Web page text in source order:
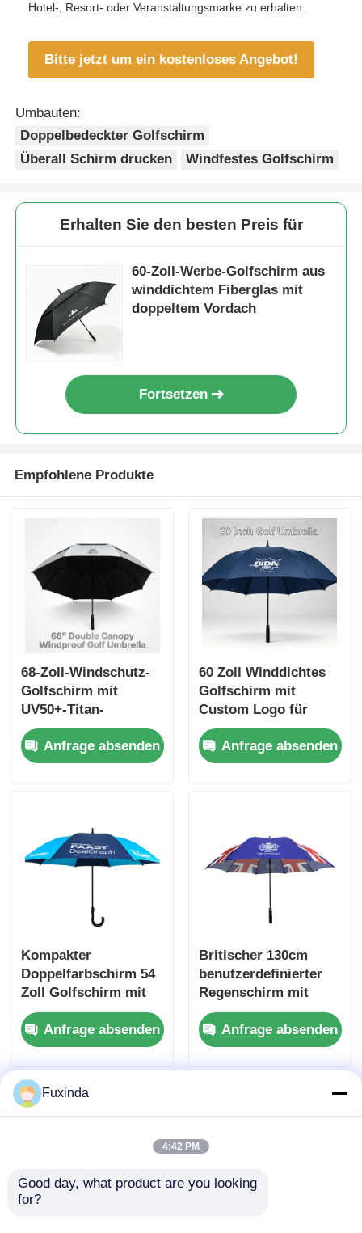
Hotel-, Resort- oder Veranstaltungsmarke zu erhalten.
Bitte jetzt um ein kostenloses Angebot!
Umbauten:
Doppelbedeckter Golfschirm
Überall Schirm drucken
Windfestes Golfschirm
Erhalten Sie den besten Preis für
60-Zoll-Werbe-Golfschirm aus
winddichtem Fiberglas mit
doppeltem Vordach
Fortsetzen
Empfohlene Produkte
68-Zoll-Windschutz-
Golfschirm mit
UV50+-Titan-
Silbergewebe und 100
km/h Windwiderstand
Anfrage absenden
60 Zoll Winddichtes
Golfschirm mit
Custom Logo für
Firmen- und
Werbezwecke
Anfrage absenden
Kompakter
Doppelfarbschirm 54
Zoll Golfschirm mit
Hakengriff
Anfrage absenden
Britischer 130cm
benutzerdefinierter
Regenschirm mit
Union Jack Logo
Anfrage absenden
Fuxinda
4:42 PM
Good day, what product are you looking
for?